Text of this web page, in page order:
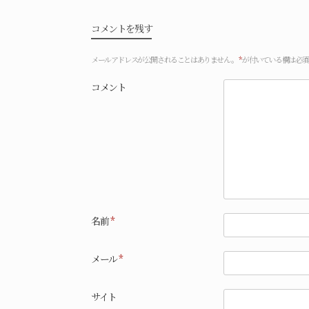
コメントを残す
メールアドレスが公開されることはありません。 *が付いている欄は必
コメント
名前*
メール*
サイト